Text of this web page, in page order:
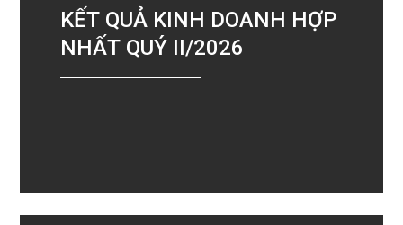
KẾT QUẢ KINH DOANH HỢP
NHẤT QUÝ II/2026